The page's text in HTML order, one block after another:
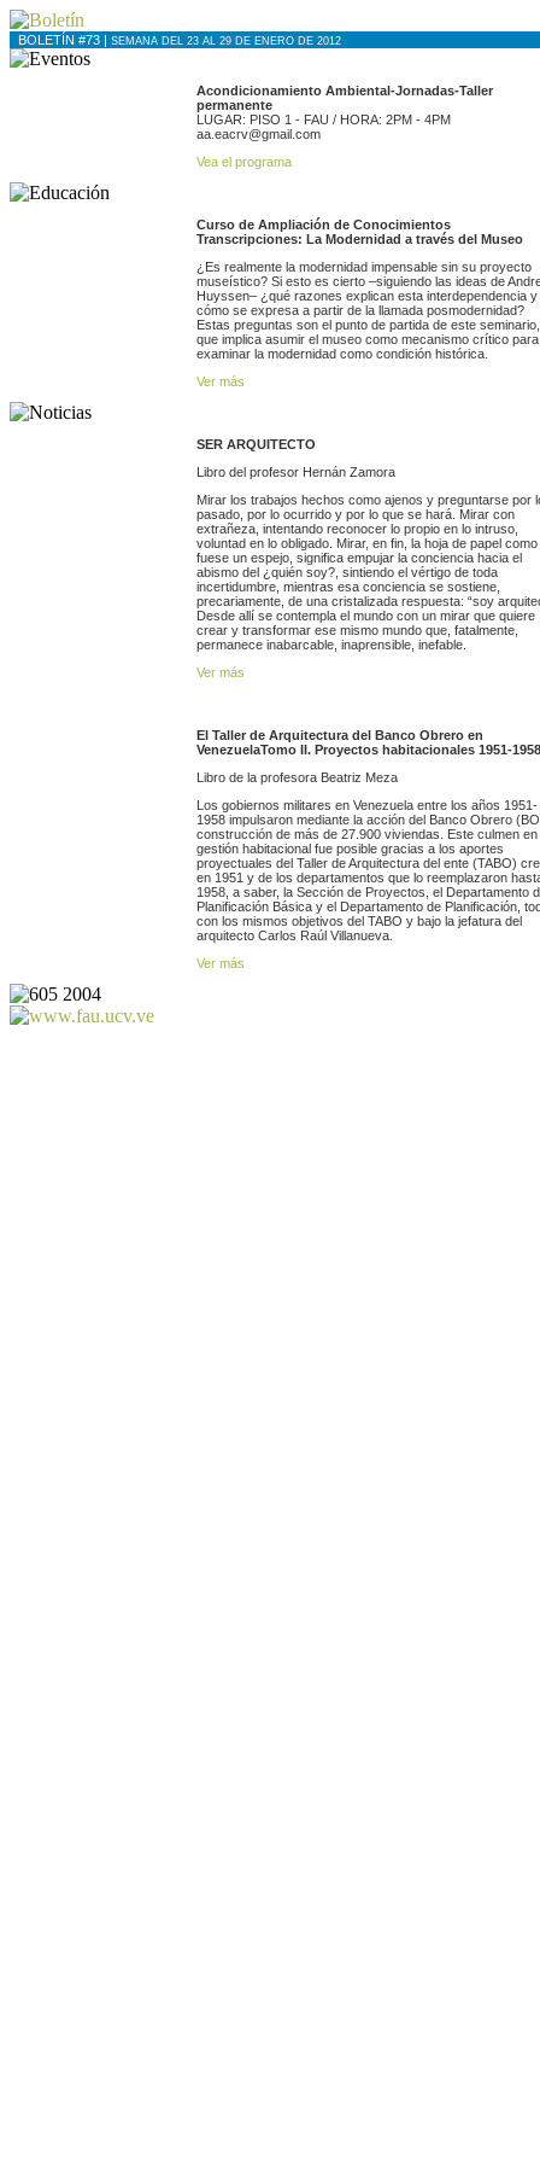
BOLETÍN #73 | SEMANA DEL 23 AL 29 DE ENERO DE 2012
Acondicionamiento Ambiental-Jornadas-Taller
permanente
LUGAR: PISO 1 - FAU / HORA: 2PM - 4PM
aa.eacrv@gmail.com
Vea el programa
Curso de Ampliación de Conocimientos
Transcripciones: La Modernidad a través del Museo
¿Es realmente la modernidad impensable sin su proyecto
museístico? Si esto es cierto –siguiendo las ideas de
Huyssen– ¿qué razones explican esta interdependencia y
cómo se expresa a partir de la llamada posmodernidad?
Estas preguntas son el punto de partida de este
que implica asumir el museo como mecanismo crítico para
examinar la modernidad como condición histórica.
Ver más
SER ARQUITECTO
Libro del profesor Hernán Zamora
Mirar los trabajos hechos como ajenos y preguntarse por
pasado, por lo ocurrido y por lo que se hará. Mirar con
extrañeza, intentando reconocer lo propio en lo intruso,
voluntad en lo obligado. Mirar, en fin, la hoja de papel como
fuese un espejo, significa empujar la conciencia hacia el
abismo del ¿quién soy?, sintiendo el vértigo de toda
incertidumbre, mientras esa conciencia se sostiene,
precariamente, de una cristalizada respuesta: “soy
Desde allí se contempla el mundo con un mirar que quiere
crear y transformar ese mismo mundo que, fatalmente,
permanece inabarcable, inaprensible, inefable.
Ver más
El Taller de Arquitectura del Banco Obrero en
VenezuelaTomo II. Proyectos habitacionales 1951-1958
Libro de la profesora Beatriz Meza
Los gobiernos militares en Venezuela entre los años 1951-
1958 impulsaron mediante la acción del Banco Obrero
construcción de más de 27.900 viviendas. Este culmen en
gestión habitacional fue posible gracias a los aportes
proyectuales del Taller de Arquitectura del ente (TABO)
en 1951 y de los departamentos que lo reemplazaron
1958, a saber, la Sección de Proyectos, el Departamento
Planificación Básica y el Departamento de Planificación,
con los mismos objetivos del TABO y bajo la jefatura del
arquitecto Carlos Raúl Villanueva.
Ver más